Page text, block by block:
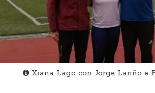
Xiana Lago con Jorge Lariño e